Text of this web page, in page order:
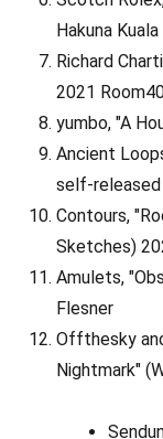
Hakuna Kuala
Richard
2021
yumbo, "A
Ancient
self-released
Contours,
Sketches)
Amulets,
Flesner
Offthesky
Nightmark"